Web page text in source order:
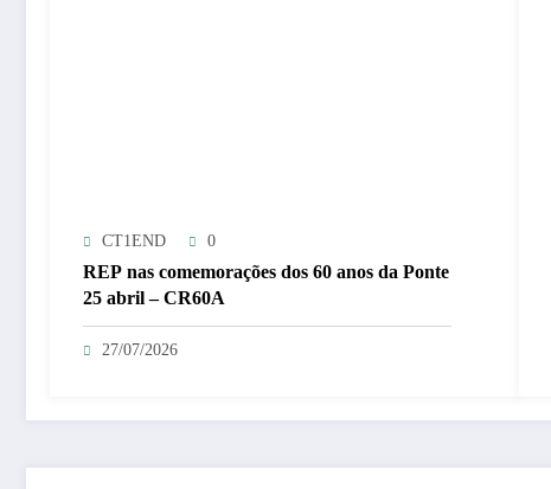
CT1END 0
REP nas comemorações dos 60 anos da Ponte
25 abril – CR60A
27/07/2026